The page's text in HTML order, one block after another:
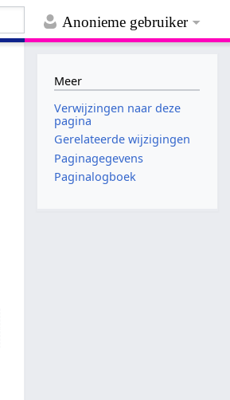
Anonieme gebruiker
Meer
Verwijzingen naar deze
pagina
Gerelateerde wijzigingen
Paginagegevens
Paginalogboek